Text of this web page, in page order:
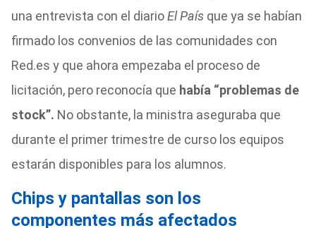
una entrevista con el diarioEl Paísque ya se habían
firmado los convenios de las comunidades con
Red.es y que ahora empezaba el proceso de
licitación, pero reconocía que había “problemas de
stock”. No obstante, la ministra aseguraba que
durante el primer trimestre de curso los equipos
estarán disponibles para los alumnos.
Chips y pantallas son los
componentes más afectados